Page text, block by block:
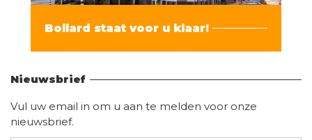
Bollard staat voor u klaar!
Nieuwsbrief
Vul uw email in om u aan te melden voor onze
nieuwsbrief.